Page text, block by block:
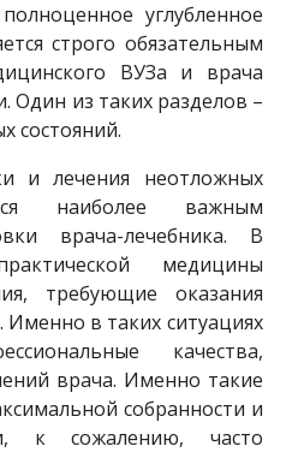
углубленное
строго обязательным
ВУЗа и врача
Один из таких разделов –
состояний.
и лечения неотложных
наиболее важным
врача-лечебника. В
медицины
требующие оказания
в таких ситуациях
качества,
врача. Именно такие
собранности и
и, к сожалению, часто